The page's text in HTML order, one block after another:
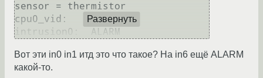
sensor = thermistor
cpu0_vid:    +1.050 V
Развернуть
Вот эти in0 in1 итд это что такое? На in6 ещё ALARM
какой-то.